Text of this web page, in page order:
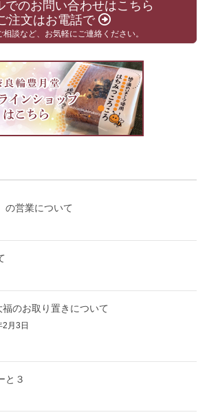
のお問い合わせはこちら
注文はお電話で
相談など、お気軽にご連絡ください。
の営業について
福のお取り置きについて
月3日
と３